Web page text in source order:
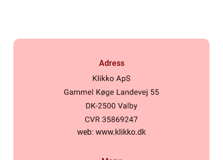
Adress
web: www.klikko.dk